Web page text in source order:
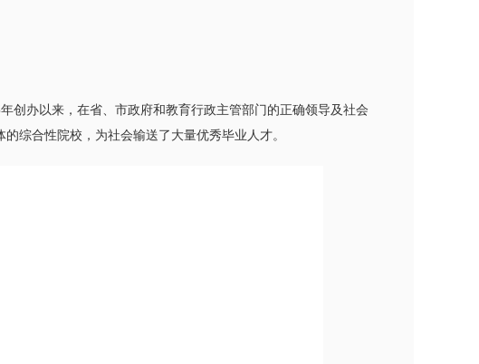
创办以来，在省、市政府和教育行政主管部门的正确领导及社会
综合性院校，为社会输送了大量优秀毕业人才。